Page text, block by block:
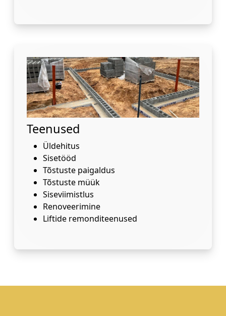
Teenused
Üldehitus
Sisetööd
Tõstuste paigaldus
Tõstuste müük
Siseviimistlus
Renoveerimine
Liftide remonditeenused